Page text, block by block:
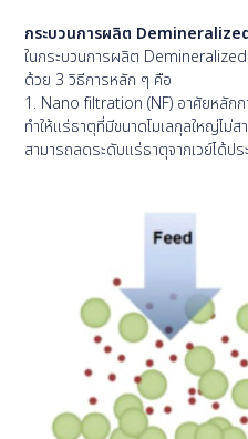
กระบวนการผลิต
ในกระบวนการผลิต
ด้วย 3 วิธีการหลัก ๆ คือ
1. Nano filtration (NF) อาศัยหลัก
ทำให้แร่ธาตุที่มีขนาดโมเลกุลใหญ่ไม่
สามารถลดระดับแร่ธาตุจากเวย์ได้ป